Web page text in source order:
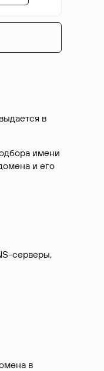
в
имени
и его
серверы,
в